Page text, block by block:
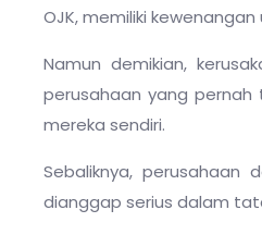
OJK, memiliki
Namun demikian,
perusahaan yang pernah
mereka sendiri.
Sebaliknya, perusahaan
dianggap serius dalam